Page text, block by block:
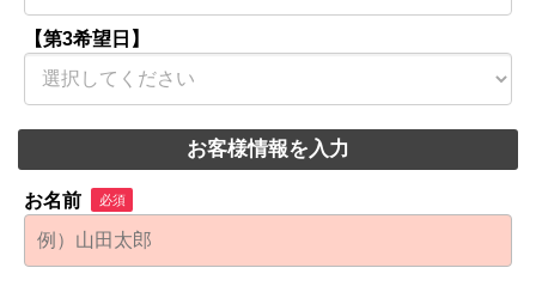
【第3希望日】
お客様情報を入力
お名前 必須